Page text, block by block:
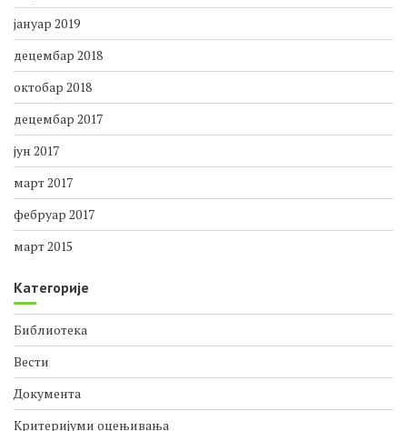
април 2019
март 2019
јануар 2019
децембар 2018
октобар 2018
децембар 2017
јун 2017
март 2017
март 2015
Категорије
Библиотека
Вести